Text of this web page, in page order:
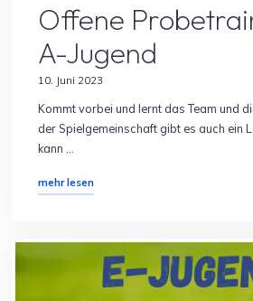
Offene
A-Jugend
10. Juni 2023
Kommt vorbei und lernt das Team und
der Spielgemeinschaft gibt es auch ein
kann …
mehr lesen"Offene
A-
Jugend"